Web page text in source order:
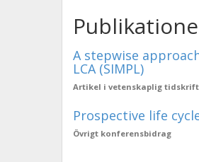
A stepwise
LCA (SIMPL)
Artikel i vetenskaplig tidskrift
Prospective life
Övrigt konferensbidrag